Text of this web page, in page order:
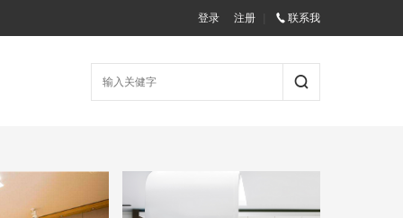
登录 注册 联系我